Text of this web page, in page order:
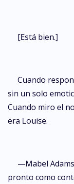
[Está bien.]
Cuando
sin un solo
Cuando miro el
era Louise.
—Mabel
pronto como